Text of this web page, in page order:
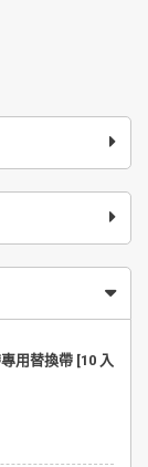
用替換帶 [10 入